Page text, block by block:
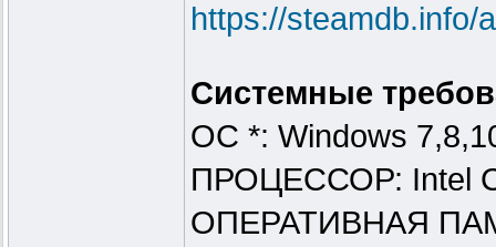
https://steamdb.info/
Системные
ОС *: Windows
ПРОЦЕССОР: Intel
ОПЕРАТИВНАЯ